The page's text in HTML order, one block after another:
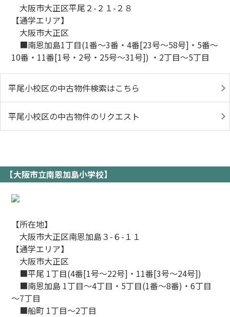
大阪市大正区平尾２-２１-２８
【通学エリア】
大阪市大正区
■南恩加島1丁目(1番～3番・4番[23号～58号]・5番～
10番・11番[1号・2号・25号～31号]) ・2丁目～5丁目
平尾小校区の中古物件検索はこちら
平尾小校区の中古物件のリクエスト
【大阪市立南恩加島小学校】
【所在地】
大阪市大正区南恩加島３-６-１１
【通学エリア】
大阪市大正区
■平尾 1丁目(4番[1号～22号]・11番[3号～24号])
■南恩加島 1丁目～4丁目・5丁目(1番～8番)・6丁目
～7丁目
■船町 1丁目～2丁目